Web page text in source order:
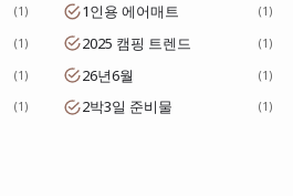
1 1인용 에어매트 1
1 2025 캠핑 트렌드 1
1 26년6월 1
1 2박3일 준비물 1